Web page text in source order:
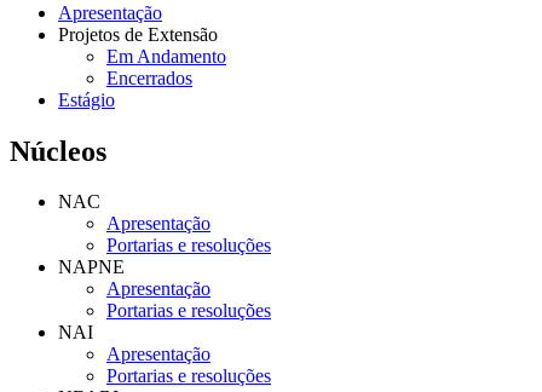
Apresentação
Projetos de Extensão
Em Andamento
Encerrados
Estágio
Núcleos
NAC
Apresentação
Portarias e resoluções
NAPNE
Apresentação
Portarias e resoluções
NAI
Apresentação
Portarias e resoluções